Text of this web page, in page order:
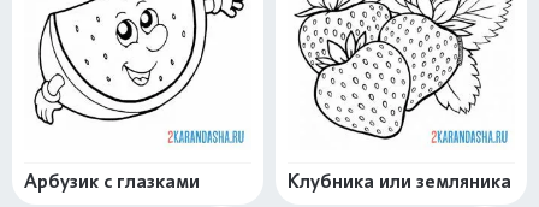
Арбузик с глазками Клубника или земляника